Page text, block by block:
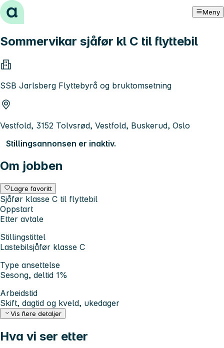
Hopp til innhold Meny
Sommervikar sjåfør kl C til flyttebil
SSB Jarlsberg Flyttebyrå og bruktomsetning
Vestfold, 3152 Tolvsrød, Vestfold, Buskerud, Oslo
Stillingsannonsen er inaktiv.
Om jobben
Lagre favoritt
Sjåfør klasse C til flyttebil
Oppstart
Etter avtale
Stillingstittel
Lastebilsjåfør klasse C
Type ansettelse
Sesong, deltid 1%
Arbeidstid
Skift, dagtid og kveld, ukedager
Vis flere detaljer
Hva vi ser etter